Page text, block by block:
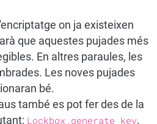
on ja existeixen
que aquestes pujades més
En altres paraules, les
Les noves pujades
bé.
també es pot fer des de la
Lockbox.generate_key.